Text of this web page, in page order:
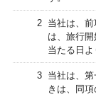
2
当社は、
は、旅行
当たる日よ
3
当社は、
きは、同